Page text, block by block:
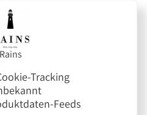
Rains
Tracking
Feeds